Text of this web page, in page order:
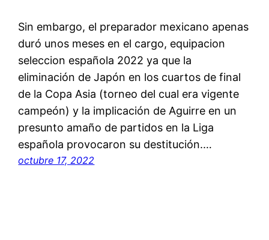
Sin embargo, el preparador mexicano apenas
duró unos meses en el cargo, equipacion
seleccion española 2022 ya que la
eliminación de Japón en los cuartos de final
de la Copa Asia (torneo del cual era vigente
campeón) y la implicación de Aguirre en un
presunto amaño de partidos en la Liga
española provocaron su destitución.…
octubre 17, 2022